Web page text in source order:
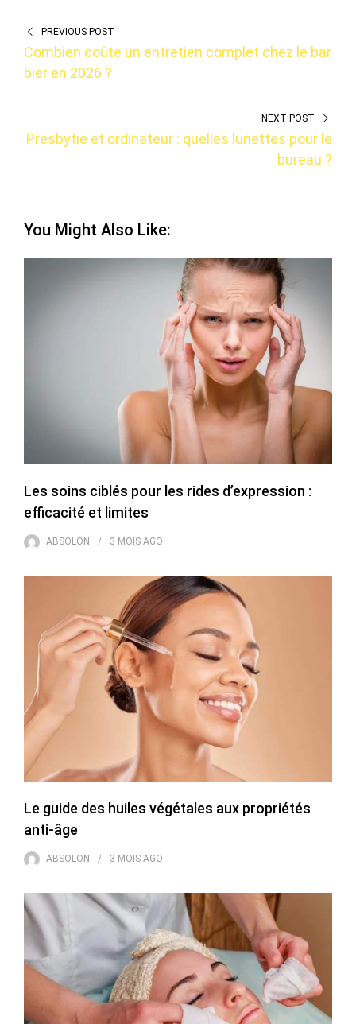
PREVIOUS POST
Combien coûte un entretien complet chez le bar
bier en 2026 ?
NEXT POST
Presbytie et ordinateur : quelles lunettes pour le
bureau ?
You Might Also Like:
Les soins ciblés pour les rides d’expression :
efficacité et limites
ABSOLON 3 MOIS AGO
Le guide des huiles végétales aux propriétés
anti-âge
ABSOLON 3 MOIS AGO